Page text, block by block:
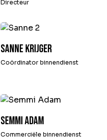
Directeur
Sanne Krijger
Coördinator binnendienst
Semmi Adam
Commerciële binnendienst